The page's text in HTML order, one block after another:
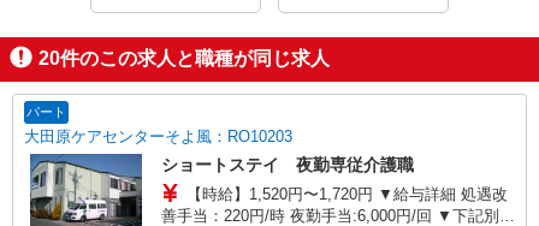
20件のこの求人と職種が同じ求人
パート
大田原ケアセンターそよ風：RO10203
ショートステイ 夜勤専従介護職
【時給】1,520円〜1,720円 ▼給与詳細 処遇改
善手当：220円/時 夜勤手当:6,000円/回 ▼下記別途